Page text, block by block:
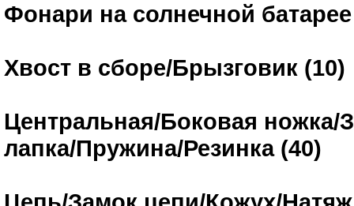
Фонари на солнечной
Хвост в сборе/Брызговик (10)
Центральная/Боковая ножка/
лапка/Пружина/Резинка (40)